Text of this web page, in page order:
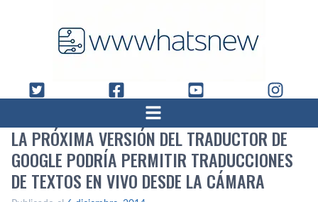
LA PRÓXIMA VERSIÓN DEL TRADUCTOR DE
GOOGLE PODRÍ­A PERMITIR TRADUCCIONES
DE TEXTOS EN VIVO DESDE LA CÁMARA